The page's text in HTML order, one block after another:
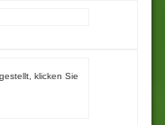
klicken Sie